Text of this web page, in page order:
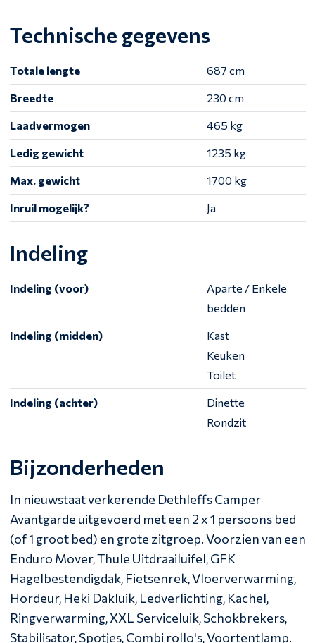
Technische gegevens
Totale lengte 687 cm
Breedte 230 cm
Laadvermogen 465 kg
Ledig gewicht 1235 kg
Max. gewicht 1700 kg
Inruil mogelijk? Ja
Indeling
Indeling (voor)
Aparte / Enkele
bedden
Indeling (midden)
Kast
Keuken
Toilet
Indeling (achter)
Dinette
Rondzit
Bijzonderheden
In nieuwstaat verkerende Dethleffs Camper
Avantgarde uitgevoerd met een 2 x 1 persoons bed
(of 1 groot bed) en grote zitgroep. Voorzien van een
Enduro Mover, Thule Uitdraailuifel, GFK
Hagelbestendigdak, Fietsenrek, Vloerverwarming,
Hordeur, Heki Dakluik, Ledverlichting, Kachel,
Ringverwarming, XXL Serviceluik, Schokbrekers,
Stabilisator, Spotjes, Combi rollo's, Voortentlamp.